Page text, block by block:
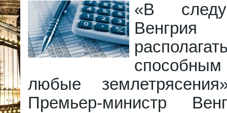
«В
любые
Премьер-министр